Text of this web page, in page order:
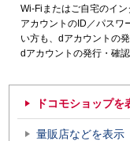
Wi-Fiまたはご自宅のイ
アカウントのID／パスワ
い方も、dアカウントの発
dアカウントの発行・確認
ドコモショップを
量販店などを表示